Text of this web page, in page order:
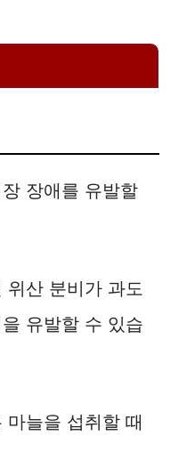
장애를 유발할
위산 분비가 과도
유발할 수 있습
마늘을 섭취할 때